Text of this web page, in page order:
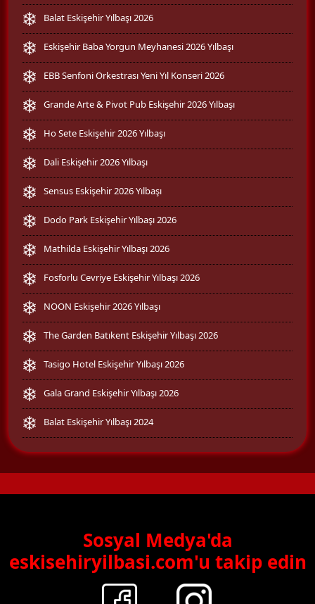
Balat Eskişehir Yılbaşı 2026
Eskişehir Baba Yorgun Meyhanesi 2026 Yılbaşı
EBB Senfoni Orkestrası Yeni Yıl Konseri 2026
Grande Arte & Pivot Pub Eskişehir 2026 Yılbaşı
Ho Sete Eskişehir 2026 Yılbaşı
Dali Eskişehir 2026 Yılbaşı
Sensus Eskişehir 2026 Yılbaşı
Dodo Park Eskişehir Yılbaşı 2026
Mathilda Eskişehir Yılbaşı 2026
Fosforlu Cevriye Eskişehir Yılbaşı 2026
NOON Eskişehir 2026 Yılbaşı
The Garden Batıkent Eskişehir Yılbaşı 2026
Tasigo Hotel Eskişehir Yılbaşı 2026
Gala Grand Eskişehir Yılbaşı 2026
Balat Eskişehir Yılbaşı 2024
Sosyal Medya'da
eskisehiryilbasi.com'u takip edin